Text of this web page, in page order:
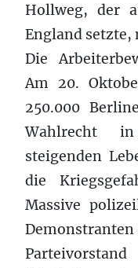
Hollweg, der
England setzte,
Die
Am 20.
250.000
Wahlrecht
steigenden
die
Massive